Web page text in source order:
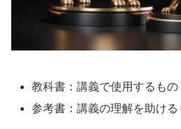
教科書：講義で使用するもの
参考書：講義の理解を助ける